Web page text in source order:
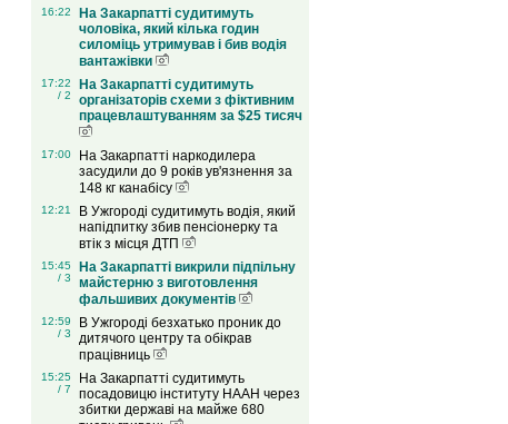
16:22
На Закарпатті судитимуть
чоловіка, який кілька годин
силоміць утримував і бив водія
вантажівки
17:22
/ 2
На Закарпатті судитимуть
організаторів схеми з фіктивним
працевлаштуванням за $25 тисяч
17:00
На Закарпатті наркодилера
засудили до 9 років ув'язнення за
148 кг канабісу
12:21
В Ужгороді судитимуть водія, який
напідпитку збив пенсіонерку та
втік з місця ДТП
15:45
/ 3
На Закарпатті викрили підпільну
майстерню з виготовлення
фальшивих документів
12:59
/ 3
В Ужгороді безхатько проник до
дитячого центру та обікрав
працівниць
15:25
/ 7
На Закарпатті судитимуть
посадовицю інституту НААН через
збитки державі на майже 680